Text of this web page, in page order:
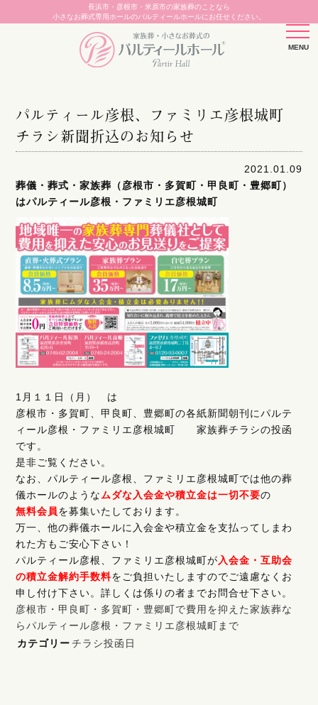
長浜市・彦根市・米原市の家族葬のことなら
小さなお葬式専用ホールのパルティールホールにお任せください。
パルティール彦根、ファミリエ彦根城町
チラシ新聞折込のお知らせ
2021.01.09
葬儀・葬式・家族葬（彦根市・多賀町・甲良町・豊郷町）
はパルティール彦根・ファミリエ彦根城町
1月１１日（月） は
彦根市・多賀町、甲良町、豊郷町の各紙新聞朝刊にパルテ
ィール彦根・ファミリエ彦根城町 家族葬チラシの投函
です。
是非ご覧ください。
なお、パルティール彦根、ファミリエ彦根城町では他の葬
儀ホールのようなムダな入会金や積立金は一切不要の
無料会員を募集いたしております。
万一、他の葬儀ホールに入会金や積立金を支払ってしまわ
れた方もご安心下さい！
パルティール彦根、ファミリエ彦根城町が 入会金・互助会
の積立金解約手数料をご負担いたしますのでご遠慮なくお
申し付け下さい。詳しくは係りの者までお問合せ下さい。
彦根市・甲良町・多賀町・豊郷町で費用を抑えた家族葬な
らパルティール彦根・ファミリエ彦根城町まで
カテゴリー チラシ投函日